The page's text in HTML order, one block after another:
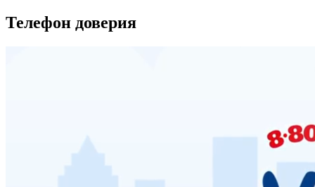
Телефон доверия